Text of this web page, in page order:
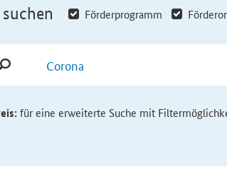
suchen Förderprogramm
für eine erweiterte Suche mit